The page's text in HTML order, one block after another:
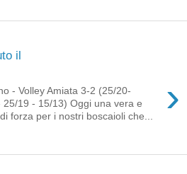
il
›
- Volley Amiata 3-2 (25/20-
25/19 - 15/13) Oggi una vera e
forza per i nostri boscaioli che...